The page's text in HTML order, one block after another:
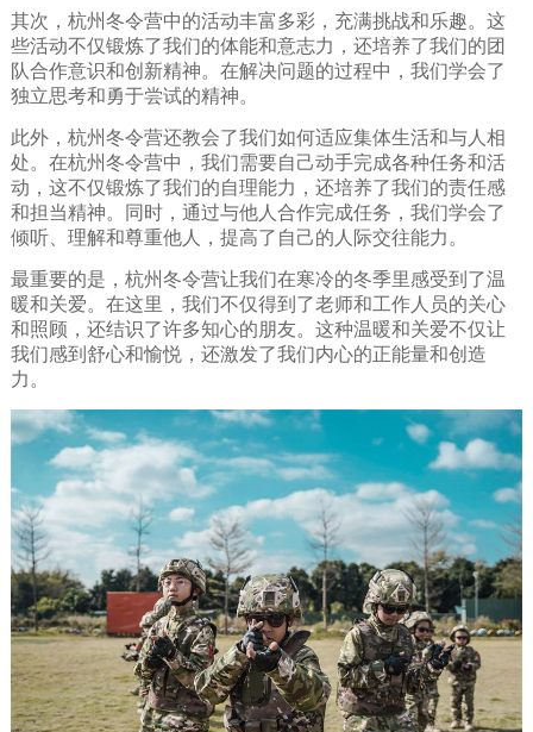
其次，杭州冬令营中的活动丰富多彩，充满挑战和乐趣。这
些活动不仅锻炼了我们的体能和意志力，还培养了我们的团
队合作意识和创新精神。在解决问题的过程中，我们学会了
独立思考和勇于尝试的精神。
此外，杭州冬令营还教会了我们如何适应集体生活和与人相
处。在杭州冬令营中，我们需要自己动手完成各种任务和活
动，这不仅锻炼了我们的自理能力，还培养了我们的责任感
和担当精神。同时，通过与他人合作完成任务，我们学会了
倾听、理解和尊重他人，提高了自己的人际交往能力。
最重要的是，杭州冬令营让我们在寒冷的冬季里感受到了温
暖和关爱。在这里，我们不仅得到了老师和工作人员的关心
和照顾，还结识了许多知心的朋友。这种温暖和关爱不仅让
我们感到舒心和愉悦，还激发了我们内心的正能量和创造
力。